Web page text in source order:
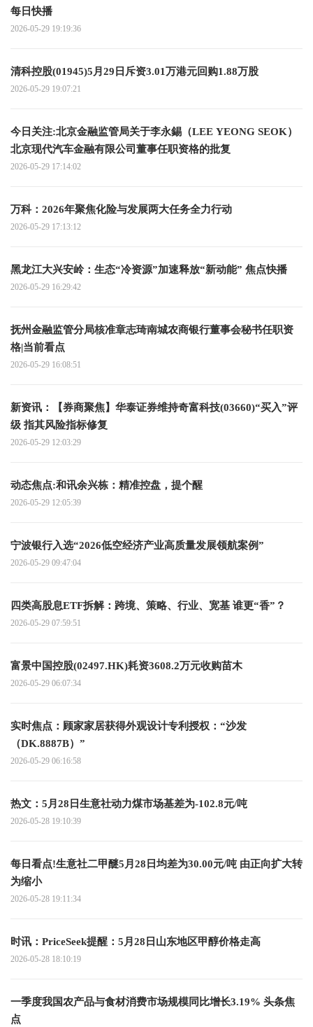
每日快播
2026-05-29 19:19:36
清科控股(01945)5月29日斥资3.01万港元回购1.88万股
2026-05-29 19:07:21
今日关注:北京金融监管局关于李永錫（LEE YEONG SEOK）
北京现代汽车金融有限公司董事任职资格的批复
2026-05-29 17:14:02
万科：2026年聚焦化险与发展两大任务全力行动
2026-05-29 17:13:12
黑龙江大兴安岭：生态“冷资源”加速释放“新动能” 焦点快播
2026-05-29 16:29:42
抚州金融监管分局核准章志琦南城农商银行董事会秘书任职资
格|当前看点
2026-05-29 16:08:51
新资讯：【券商聚焦】华泰证券维持奇富科技(03660)“买入”评
级 指其风险指标修复
2026-05-29 12:03:29
动态焦点:和讯余兴栋：精准控盘，提个醒
2026-05-29 12:05:39
宁波银行入选“2026低空经济产业高质量发展领航案例”
2026-05-29 09:47:04
四类高股息ETF拆解：跨境、策略、行业、宽基 谁更“香”？
2026-05-29 07:59:51
富景中国控股(02497.HK)耗资3608.2万元收购苗木
2026-05-29 06:07:34
实时焦点：顾家家居获得外观设计专利授权：“沙发
（DK.8887B）”
2026-05-29 06:16:58
热文：5月28日生意社动力煤市场基差为-102.8元/吨
2026-05-28 19:10:39
每日看点!生意社二甲醚5月28日均差为30.00元/吨 由正向扩大转
为缩小
2026-05-28 19:11:34
时讯：PriceSeek提醒：5月28日山东地区甲醇价格走高
2026-05-28 18:10:19
一季度我国农产品与食材消费市场规模同比增长3.19% 头条焦
点